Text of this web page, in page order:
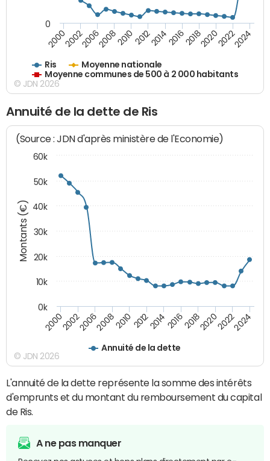
Ris
Moyenne nationale
Moyenne communes de 500 à 2 000 habitants
200020022006200820102012201420162018202020222024
0
© JDN 2026
Annuité de la dette de Ris
Montants (€)
(Source : JDN d'après ministère de l'Economie)
Annuité de la dette
20002002200620082010 2012201420162018202020222024
0k
10k
20k
30k
40k
50k
60k
© JDN 2026
L'annuité de la dette représente la somme des intérêts
d'emprunts et du montant du remboursement du capital
de Ris.
A ne pas manquer